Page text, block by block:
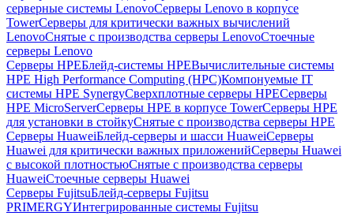
серверные системы LenovoСерверы Lenovo в корпусе
TowerСерверы для критически важных вычислений
LenovoСнятые с производства серверы LenovoСтоечные
серверы Lenovo
Серверы HPEБлейд-системы HPEВычислительные системы
HPE High Performance Computing (HPC)Компонуемые IT
системы HPE SynergyСверхплотные серверы HPEСерверы
HPE MicroServerСерверы HPE в корпусе TowerСерверы HPE
для установки в стойкуСнятые с производства серверы HPE
Серверы HuaweiБлейд-серверы и шасси HuaweiСерверы
Huawei для критически важных приложенийСерверы Huawei
с высокой плотностьюСнятые с производства серверы
HuaweiСтоечные серверы Huawei
Серверы FujitsuБлейд-серверы Fujitsu
PRIMERGYИнтегрированные системы Fujitsu